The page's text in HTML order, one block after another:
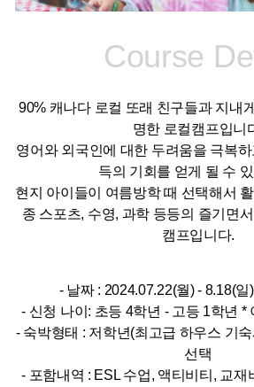
Course
90% 캐나다 로컬 또래 친구들과 지내
명한 로컬캠프입니
영어와 외국인에 대한 두려움을 극복
득의 기회를 얻게 될 수
현지 아이들이 여름방학 때 선택해서
종 스포츠, 수영, 과학 등등의 즐기면
캠프입니다.
- 날짜 : 2024.07.22(월) - 8.18(
- 신청 나이: 초등 4학년 - 고등 1학년 *
- 숙박형태 : 저학년(최고급 하우스 기숙
선택
- 포함내역 : ESL 수업, 액티비티, 교재